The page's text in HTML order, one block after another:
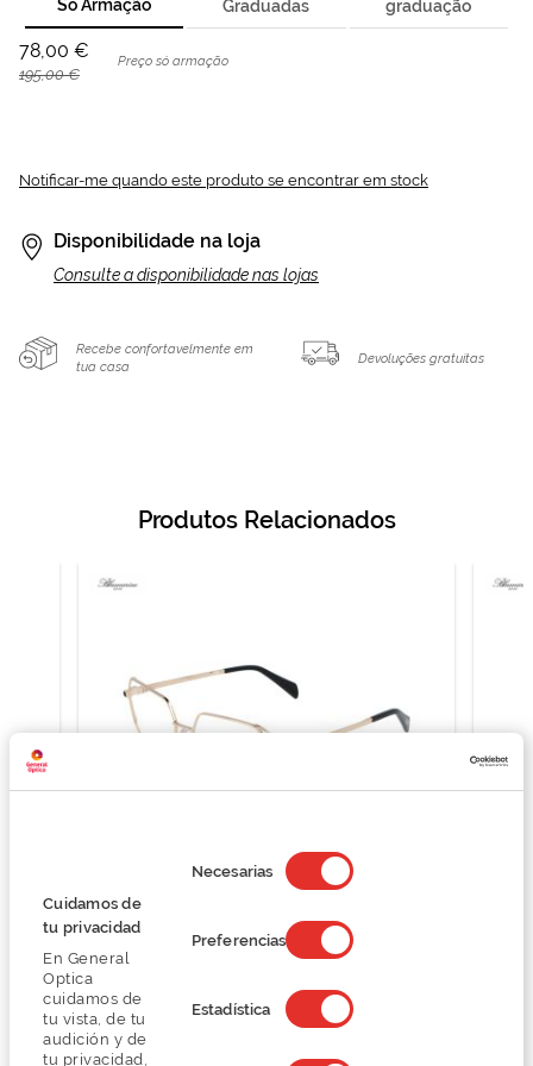
Cuidamos de
tu privacidad
En General
Optica
cuidamos de
tu vista, de tu
audición y de
tu privacidad,
de
consentimiento
Necesarias
Preferencias
Estadística
Só Armação
78,00 €
195,00 €
Preço só armação
Graduadas
graduação
Notificar-me quando este produto se encontrar em stock
Disponibilidade na loja
Consulte a disponibilidade nas lojas
Recebe confortavelmente em
tua casa
Devoluções gratuitas
Produtos Relacionados
O preço inclui apenas a armação
209,00 €